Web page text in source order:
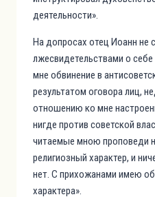
деятельности».
На допросах отец Иоанн не
лжесвидетельствами о
мне обвинение в
результатом оговора лиц,
отношению ко мне
нигде против советской
читаемые мною проповеди
религиозный характер, и
нет. С прихожанами имею
характера».